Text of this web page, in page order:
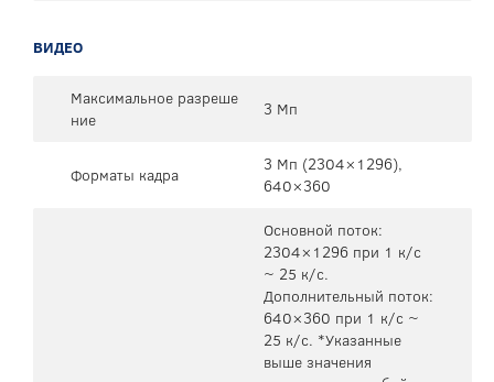
ВИДЕО
Максимальное разреше
ние
3 Мп
Форматы кадра
3 Мп (2304×1296),
640×360
Основной поток:
2304×1296 при 1 к/с
~ 25 к/с.
Дополнительный поток:
640×360 при 1 к/с ~
25 к/с. *Указанные
выше значения